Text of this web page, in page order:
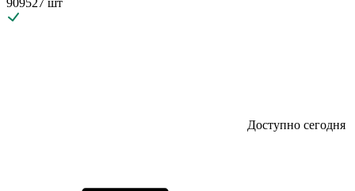
Доступно сегодня